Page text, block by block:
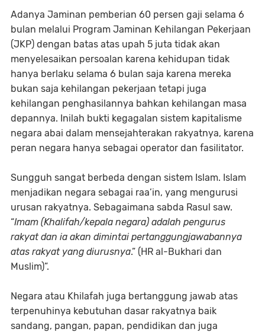
Adanya Jaminan pemberian 60 persen gaji selama 6
bulan melalui Program Jaminan Kehilangan Pekerjaan
(JKP) dengan batas atas upah 5 juta tidak akan
menyelesaikan persoalan karena kehidupan tidak
hanya berlaku selama 6 bulan saja karena mereka
bukan saja kehilangan pekerjaan tetapi juga
kehilangan penghasilannya bahkan kehilangan masa
depannya. Inilah bukti kegagalan sistem kapitalisme
negara abai dalam mensejahterakan rakyatnya, karena
peran negara hanya sebagai operator dan fasilitator.
Sungguh sangat berbeda dengan sistem Islam. Islam
menjadikan negara sebagai raa’in, yang mengurusi
urusan rakyatnya. Sebagaimana sabda Rasul saw.
“Imam (Khalifah/kepala negara) adalah pengurus
rakyat dan ia akan dimintai pertanggungjawabannya
atas rakyat yang diurusnya.” (HR al-Bukhari dan
Muslim)”.
Negara atau Khilafah juga bertanggung jawab atas
terpenuhinya kebutuhan dasar rakyatnya baik
sandang, pangan, papan, pendidikan dan juga